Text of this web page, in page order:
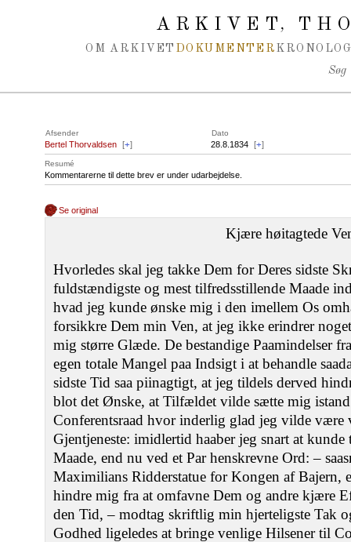
ARKIVET,
OM ARKIVET DOKUMENTER
Søg
Afsender Dato
Bertel Thorvaldsen [+] 28.8.1834 [+]
Resumé
Kommentarerne til dette brev er under udarbejdelse.
Se original
Kjære høitagtede
Hvorledes skal jeg takke Dem for Deres sidste
fuldstændigste og mest tilfredsstillende Maade
hvad jeg kunde ønske mig i den imellem Os
forsikkre Dem min Ven, at jeg ikke erindrer
mig større Glæde. De bestandige Paamindelser
egen totale Mangel paa Indsigt i at behandle
sidste Tid saa piinagtigt, at jeg tildels derved
blot det Ønske, at Tilfældet vilde sætte mig
Conferentsraad hvor inderlig glad jeg vilde være
Gjentjeneste: imidlertid haaber jeg snart at kunde
Maade, end nu ved et Par henskrevne Ord: –
Maximilians Ridderstatue for Kongen af Bajern,
hindre mig fra at omfavne Dem og andre kjære
den Tid, – modtag skriftlig min hjerteligste Tak
Godhed ligeledes at bringe venlige Hilsener til